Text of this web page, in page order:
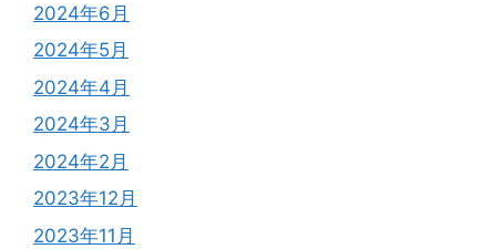
2024年6月
2024年5月
2024年4月
2024年3月
2024年2月
2023年12月
2023年11月